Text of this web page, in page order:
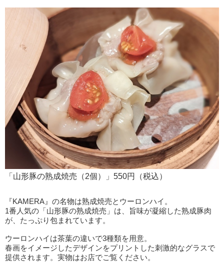
「山形豚の熟成焼売（2個）」550円（税込）
『KAMERA』の名物は熟成焼売とウーロンハイ。
1番人気の「山形豚の熟成焼売」は、旨味が凝縮した熟成豚肉
が、たっぷり包まれています。
ウーロンハイは茶葉の違いで3種類を用意。
春画をイメージしたデザインをプリントした刺激的なグラスで
提供されます。実物はお店でご覧ください。